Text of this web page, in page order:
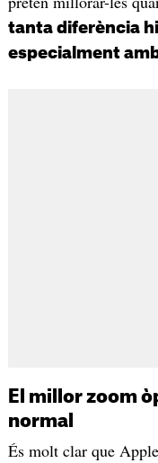
tanta diferència
especialment
El millor zoom
normal
És molt clar que